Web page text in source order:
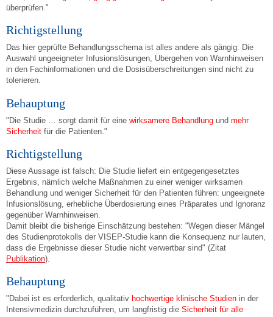
überprüfen."
Richtigstellung
Das hier geprüfte Behandlungsschema ist alles andere als gängig: Die
Auswahl ungeeigneter Infusionslösungen, Übergehen von Warnhinweisen
in den Fachinformationen und die Dosisüberschreitungen sind nicht zu
tolerieren.
Behauptung
"Die Studie … sorgt damit für eine wirksamere Behandlungund mehr
Sicherheitfür die Patienten."
Richtigstellung
Diese Aussage ist falsch: Die Studie liefert ein entgegengesetztes
Ergebnis, nämlich welche Maßnahmen zu einer weniger wirksamen
Behandlung und weniger Sicherheit für den Patienten führen: ungeeignete
Infusionslösung, erhebliche Überdosierung eines Präparates und Ignoranz
gegenüber Warnhinweisen.
Damit bleibt die bisherige Einschätzung bestehen: "Wegen dieser Mängel
des Studienprotokolls der VISEP-Studie kann die Konsequenz nur lauten,
dass die Ergebnisse dieser Studie nicht verwertbar sind" (Zitat
Publikation).
Behauptung
"Dabei ist es erforderlich, qualitativ hochwertige klinische Studienin der
Intensivmedizin durchzuführen, um langfristig die Sicherheit für alle